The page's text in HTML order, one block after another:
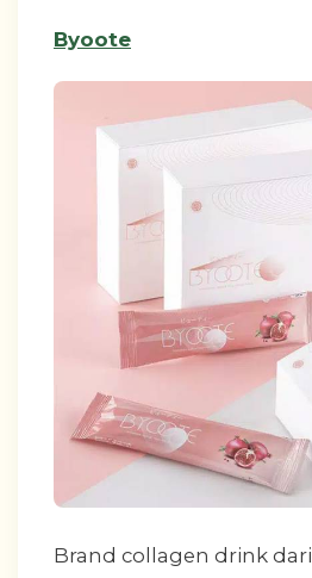
Byoote
Brand collagen drink